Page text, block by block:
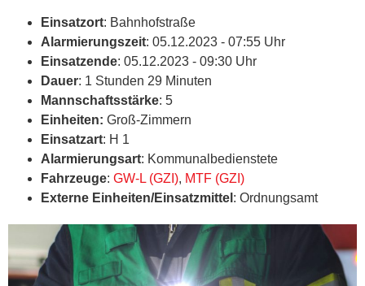
Einsatzort: Bahnhofstraße
Alarmierungszeit: 05.12.2023 - 07:55 Uhr
Einsatzende: 05.12.2023 - 09:30 Uhr
Dauer: 1 Stunden 29 Minuten
Mannschaftsstärke: 5
Einheiten: Groß-Zimmern
Einsatzart: H 1
Alarmierungsart: Kommunalbedienstete
Fahrzeuge: GW-L (GZI), MTF (GZI)
Externe Einheiten/Einsatzmittel : Ordnungsamt